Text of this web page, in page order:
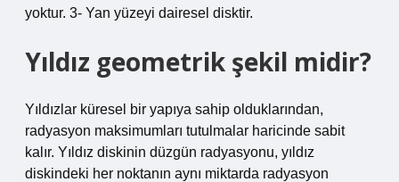
yoktur. 3- Yan yüzeyi dairesel disktir.
Yıldız geometrik şekil midir?
Yıldızlar küresel bir yapıya sahip olduklarından,
radyasyon maksimumları tutulmalar haricinde sabit
kalır. Yıldız diskinin düzgün radyasyonu, yıldız
diskindeki her noktanın aynı miktarda radyasyon